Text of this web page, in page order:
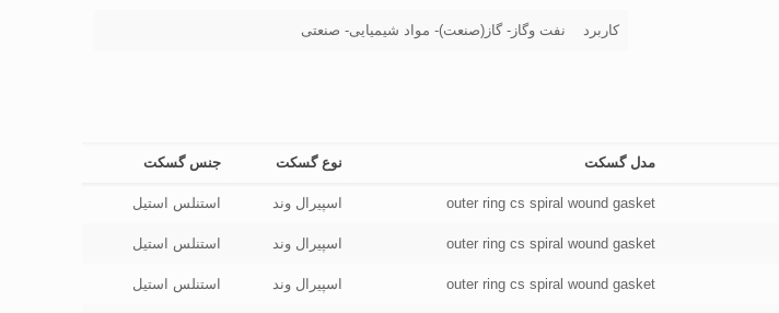
کاربرد نفت وگاز- گاز(صنعت)- مواد شیمیایی- صنعتی
مدل گسکت نوع گسکت جنس گسکت
outer ring cs spiral wound gasket اسپیرال وند استنلس استیل
outer ring cs spiral wound gasket اسپیرال وند استنلس استیل
outer ring cs spiral wound gasket اسپیرال وند استنلس استیل